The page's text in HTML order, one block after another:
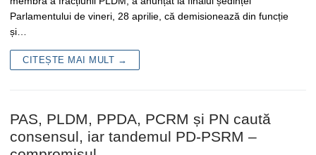
Parlamentului de vineri, 28 aprilie, că demisionează din funcție
și…
CITEȘTE MAI MULT →
PAS, PLDM, PPDA, PCRM și PN caută
consensul, iar tandemul PD-PSRM –